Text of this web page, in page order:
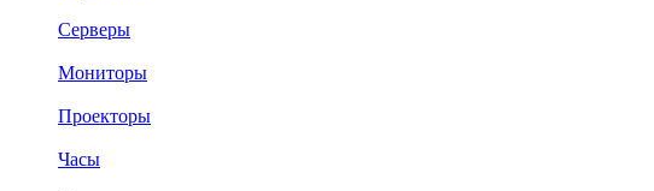
Серверы
Мониторы
Проекторы
Часы